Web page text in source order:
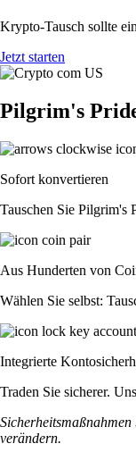
Krypto-Tausch sollte
Jetzt starten
Pilgrim's
Sofort konvertieren
Tauschen Sie Pilgrim's
Aus Hunderten von
Wählen Sie selbst:
Integrierte
Traden Sie sicherer.
verändern.